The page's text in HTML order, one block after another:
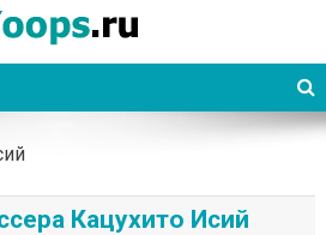
Кацухито Исий